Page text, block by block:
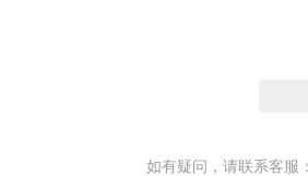
如有疑问，请联系客服